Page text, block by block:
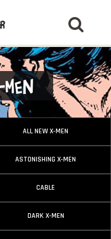
ALL NEW X-MEN
ASTONISHING X-MEN
CABLE
DARK X-MEN